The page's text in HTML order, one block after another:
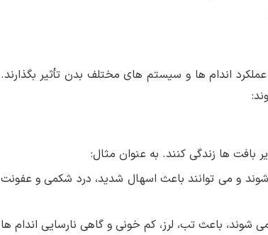
اندام ها و سیستم های مختلف بدن تأثیر بگذارند.
بافت ها زندگی کنند. به عنوان مثال:
و می توانند باعث اسهال شدید، درد شکمی و عفونت
شوند، باعث تب، لرز، کم خونی و گاهی نارسایی اندام ها